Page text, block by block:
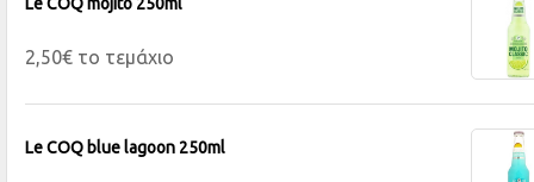
2,50€ το τεμάχιο
Le COQ blue lagoon 250ml